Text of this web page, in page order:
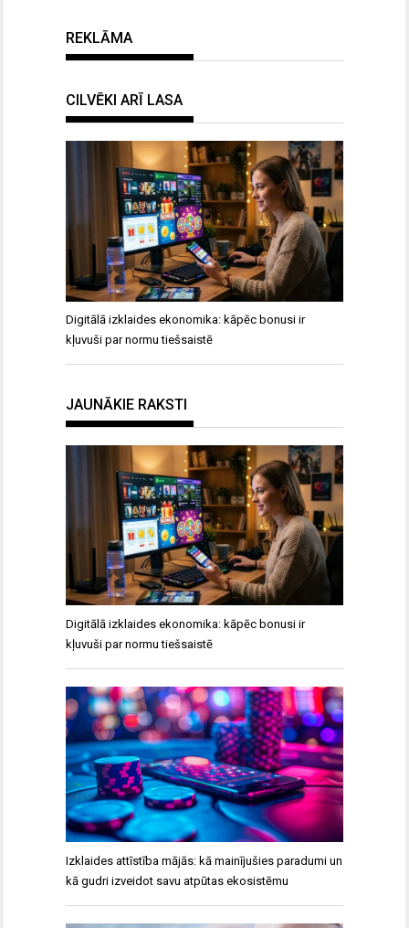
REKLĀMA
CILVĒKI ARĪ LASA
Digitālā izklaides ekonomika: kāpēc bonusi ir
kļuvuši par normu tiešsaistē
JAUNĀKIE RAKSTI
Digitālā izklaides ekonomika: kāpēc bonusi ir
kļuvuši par normu tiešsaistē
Izklaides attīstība mājās: kā mainījušies paradumi un
kā gudri izveidot savu atpūtas ekosistēmu